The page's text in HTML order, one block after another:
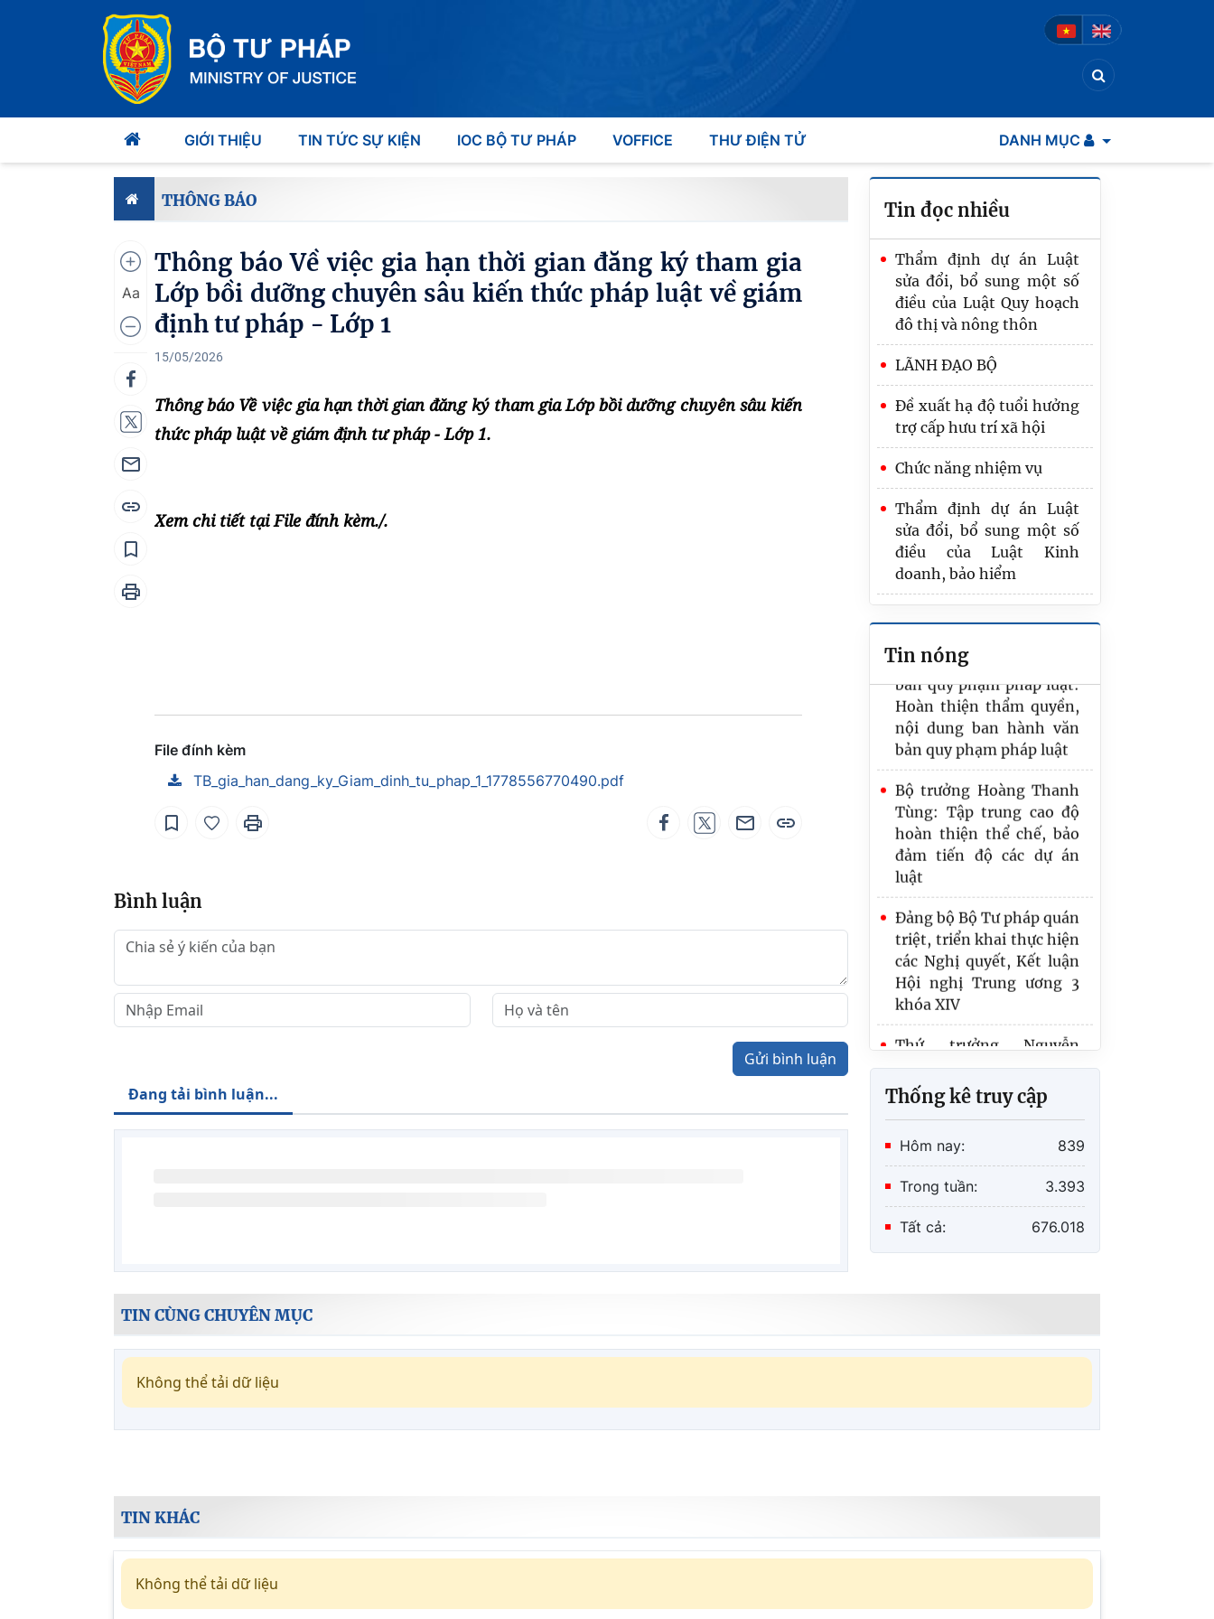
GIỚI THIỆU TIN TỨC SỰ KIỆN IOC BỘ TƯ PHÁP VOFFICE THƯ ĐIỆN TỬ DANH MỤC
THÔNG BÁO
Aa
Thông báo Về việc gia hạn thời gian đăng ký tham gia
Lớp bồi dưỡng chuyên sâu kiến thức pháp luật về giám
định tư pháp - Lớp 1
15/05/2026
Thông báo Về việc gia hạn thời gian đăng ký tham gia Lớp bồi dưỡng chuyên sâu kiến
thức pháp luật về giám định tư pháp - Lớp 1.
Xem chi tiết tại File đính kèm./.
File đính kèm
TB_gia_han_dang_ky_Giam_dinh_tu_phap_1_1778556770490.pdf
Bình luận
Gửi bình luận
Đang tải bình luận...
Tin đọc nhiều
Thẩm định dự án Luật
sửa đổi, bổ sung một số
điều của Luật Quy hoạch
đô thị và nông thôn
LÃNH ĐẠO BỘ
Đề xuất hạ độ tuổi hưởng
trợ cấp hưu trí xã hội
Chức năng nhiệm vụ
Thẩm định dự án Luật
sửa đổi, bổ sung một số
điều của Luật Kinh
doanh, bảo hiểm
chứng bằng 2 bài trắc
nghiệm
Tin nóng
Tạo đột phá, nâng cao
hiệu quả công tác tổ chức
thi hành pháp luật
Bảo đảm Đề án “Chiến
lược hoàn thiện hệ thống
pháp luật Việt Nam trong
kỷ nguyên mới” có tính
khả thi, giá trị thực tiễn
cao
Hồ sơ dự án Luật về văn
bản quy phạm pháp luật:
Hoàn thiện thẩm quyền,
nội dung ban hành văn
bản quy phạm pháp luật
Bộ trưởng Hoàng Thanh
Tùng: Tập trung cao độ
hoàn thiện thể chế, bảo
đảm tiến độ các dự án
luật
Đảng bộ Bộ Tư pháp quán
triệt, triển khai thực hiện
các Nghị quyết, Kết luận
Hội nghị Trung ương 3
khóa XIV
Thứ trưởng Nguyễn
Thanh Tịnh tiếp Đoàn
công tác Ban Chính pháp
Khu ủy Quảng Tây, Trung
Bộ Tư pháp hướng tới
tục hành chính thông
minh
Hội đồng PBGDPL cấp xã
Thống kê truy cập
Hôm nay: 839
Trong tuần: 3.393
Tất cả: 676.018
TIN CÙNG CHUYÊN MỤC
Không thể tải dữ liệu
TIN KHÁC
Không thể tải dữ liệu